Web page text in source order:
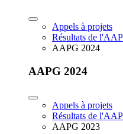
Appels à projets
Résultats de
AAPG 2024
AAPG 2024
Appels à projets
Résultats de
AAPG 2023